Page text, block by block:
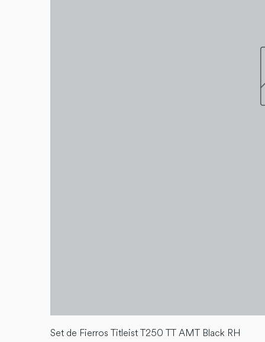
Set de Fierros Titleist T250 TT AMT Black RH